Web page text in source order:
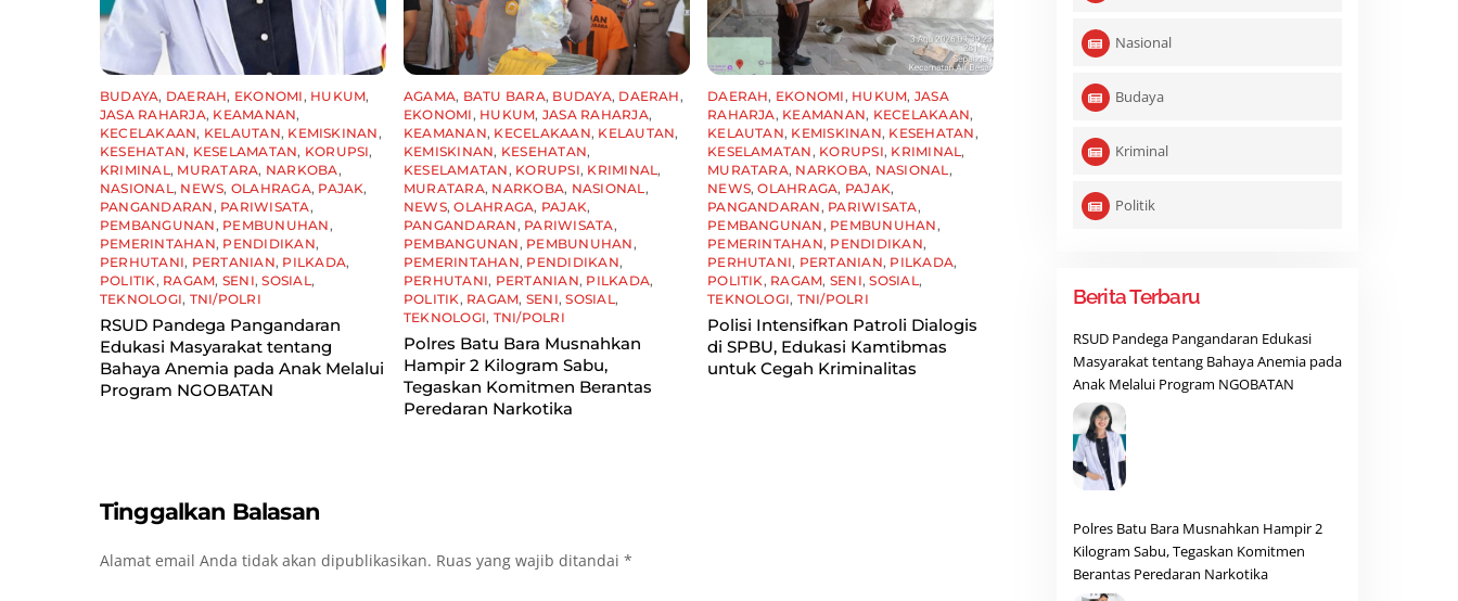
BUDAYA, DAERAH, EKONOMI , HUKUM,
JASA RAHARJA, KEAMANAN,
KECELAKAAN, KELAUTAN, KEMISKINAN ,
KESEHATAN, KESELAMATAN, KORUPSI,
KRIMINAL , MURATARA, NARKOBA,
NASIONAL , NEWS, OLAHRAGA, PAJAK,
PANGANDARAN , PARIWISATA,
PEMBANGUNAN , PEMBUNUHAN ,
PEMERINTAHAN, PENDIDIKAN,
PERHUTANI, PERTANIAN, PILKADA,
POLITIK , RAGAM, SENI,SOSIAL ,
TEKNOLOGI, TNI/POLRI
RSUD Pandega Pangandaran
Edukasi Masyarakat tentang
Bahaya Anemia pada Anak Melalui
Program NGOBATAN
AGAMA, BATU BARA, BUDAYA, DAERAH ,
EKONOMI , HUKUM, JASA RAHARJA,
KEAMANAN, KECELAKAAN, KELAUTAN,
KEMISKINAN, KESEHATAN,
KESELAMATAN , KORUPSI, KRIMINAL ,
MURATARA, NARKOBA, NASIONAL ,
NEWS,OLAHRAGA, PAJAK,
PANGANDARAN , PARIWISATA,
PEMBANGUNAN , PEMBUNUHAN ,
PEMERINTAHAN, PENDIDIKAN,
PERHUTANI, PERTANIAN, PILKADA,
POLITIK , RAGAM, SENI,SOSIAL ,
TEKNOLOGI, TNI/POLRI
Polres Batu Bara Musnahkan
Hampir 2 Kilogram Sabu,
Tegaskan Komitmen Berantas
Peredaran Narkotika
DAERAH, EKONOMI , HUKUM, JASA
RAHARJA, KEAMANAN, KECELAKAAN,
KELAUTAN, KEMISKINAN, KESEHATAN ,
KESELAMATAN , KORUPSI, KRIMINAL ,
MURATARA, NARKOBA, NASIONAL ,
NEWS,OLAHRAGA, PAJAK,
PANGANDARAN , PARIWISATA,
PEMBANGUNAN , PEMBUNUHAN ,
PEMERINTAHAN, PENDIDIKAN,
PERHUTANI, PERTANIAN, PILKADA,
POLITIK , RAGAM, SENI,SOSIAL ,
TEKNOLOGI, TNI/POLRI
Polisi Intensifkan Patroli Dialogis
di SPBU, Edukasi Kamtibmas
untuk Cegah Kriminalitas
Tinggalkan Balasan
Alamat email Anda tidak akan dipublikasikan. Ruas yang wajib ditandai *
Nasional
Budaya
Kriminal
Politik
Berita Terbaru
RSUD Pandega Pangandaran Edukasi
Masyarakat tentang Bahaya Anemia pada
Anak Melalui Program NGOBATAN
Polres Batu Bara Musnahkan Hampir 2
Kilogram Sabu, Tegaskan Komitmen
Berantas Peredaran Narkotika